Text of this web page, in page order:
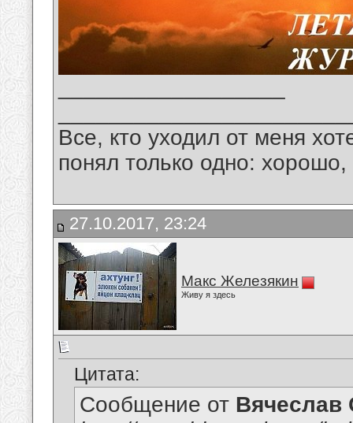
Все, кто уходил от меня
понял только одно:
27.10.2017, 23:24
Макс Железякин
Живу я здесь
Цитата:
Сообщение от Вячеслав